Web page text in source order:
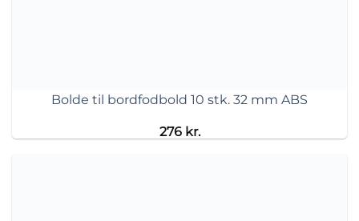
Bolde til bordfodbold 10 stk. 32 mm ABS
276 kr.